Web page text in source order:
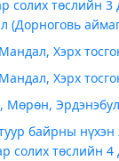
солих төслийн 3
(Дорноговь
Хэрх
Хэрх
Мөрөн,
байрны
солих төслийн 4